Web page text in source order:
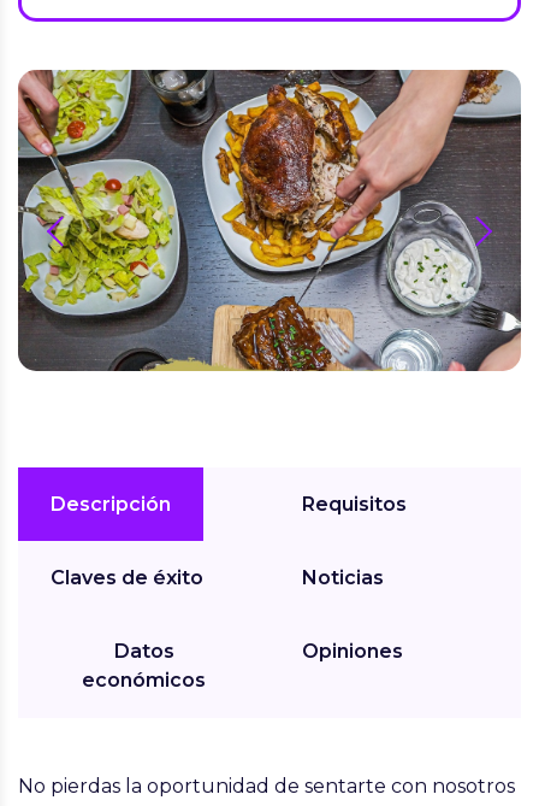
prev next
Descripción
Claves de éxito
Datos
económicos
Requisitos
Noticias
Opiniones
No pierdas la oportunidad de sentarte con nosotros